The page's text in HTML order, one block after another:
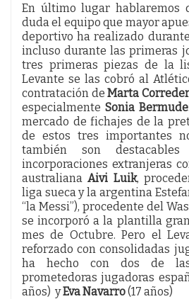
En último lugar hablaremos
duda el equipo que mayor
deportivo ha realizado
incluso durante las primeras
tres primeras piezas de la
Levante se las cobró al
contratación de Marta
especialmente Sonia
mercado de fichajes de la
de estos tres importantes
también son
incorporaciones extranjeras
australianaAivi Luik,
liga sueca y la argentina
“la Messi”), procedente del
se incorporó a la plantilla
mes de Octubre. Pero el
reforzado con consolidadas
ha hecho con dos de
prometedoras jugadoras
años) yEva Navarro(17 años)